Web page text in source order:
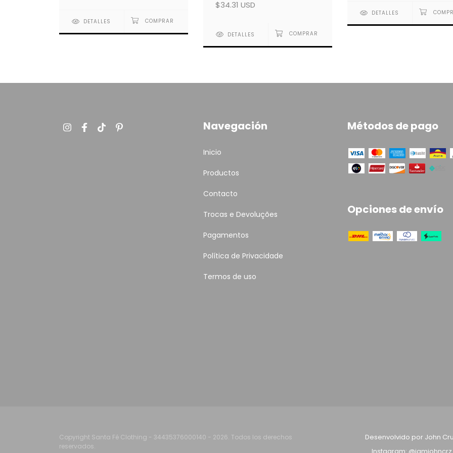
DETALLES
$34.31 USD
DETALLES
DETALLES
Navegación
Inicio
Productos
Contacto
Trocas e Devoluções
Pagamentos
Política de Privacidade
Termos de uso
Métodos de pago
Opciones de envío
Copyright Santa Fé Clothing - 34435376000140 - 2026. Todos los derechos
reservados.
Desenvolvido por John
Instagram: @iamjohncrz